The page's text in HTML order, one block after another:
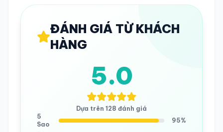
ĐÁNH GIÁ TỪ KHÁCH
HÀNG
5.0
Dựa trên 128 đánh giá
5
Sao
95%